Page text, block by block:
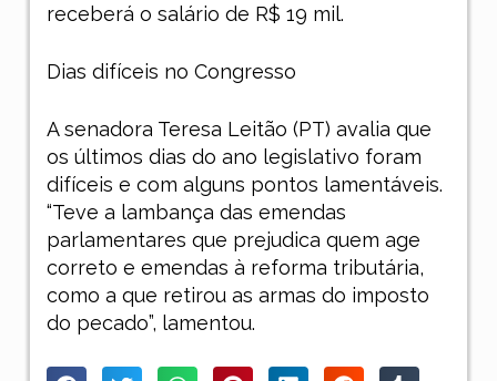
receberá o salário de R$ 19 mil.
Dias difíceis no Congresso
A senadora Teresa Leitão (PT) avalia que
os últimos dias do ano legislativo foram
difíceis e com alguns pontos lamentáveis.
“Teve a lambança das emendas
parlamentares que prejudica quem age
correto e emendas à reforma tributária,
como a que retirou as armas do imposto
do pecado”, lamentou.